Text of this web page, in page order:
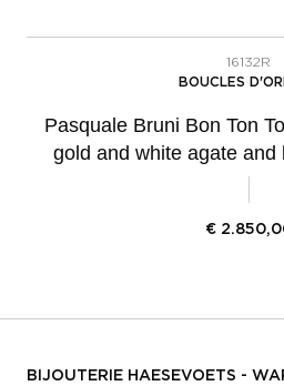
16132R
BOUCLES
Pasquale Bruni Bon Ton
gold and white agate and
€
BIJOUTERIE HAESEVOETS -